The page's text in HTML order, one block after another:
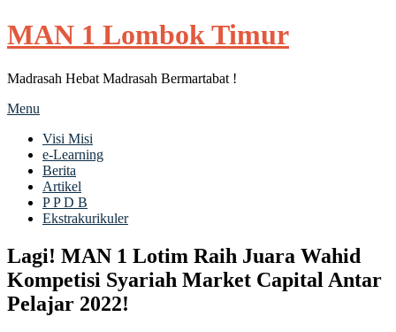
MAN 1 Lombok Timur
Madrasah Hebat Madrasah Bermartabat !
Menu
Visi Misi
e-Learning
Berita
Artikel
P P D B
Ekstrakurikuler
Lagi! MAN 1 Lotim Raih Juara Wahid
Kompetisi Syariah Market Capital Antar
Pelajar 2022!